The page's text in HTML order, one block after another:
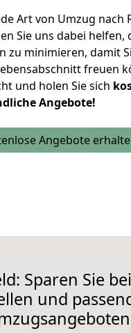
Art von Umzug nach
Sie uns dabei helfen,
zu minimieren, damit
freuen
und holen Sie sich
Angebote!
Angebote
Sparen Sie
und